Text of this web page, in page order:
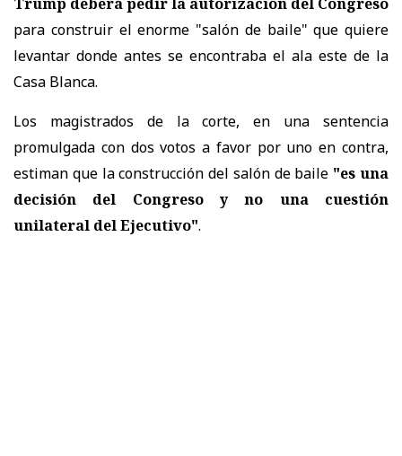
para construir el enorme "salón de baile" que quiere
levantar donde antes se encontraba el ala este de la
Casa Blanca.
Los magistrados de la corte, en una sentencia
promulgada con dos votos a favor por uno en contra,
estiman que la construcción del salón de baile "es una
decisión del Congreso y no una cuestión
unilateral del Ejecutivo".